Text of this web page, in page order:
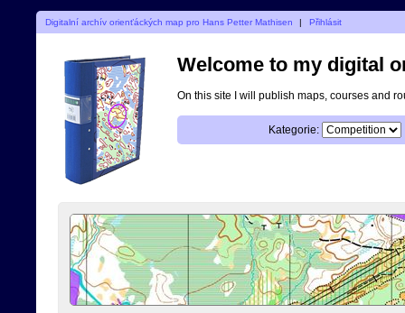
Digitalní archív orienťáckých map pro Hans Petter Mathisen | Přihlásit
Welcome to my digital
On this site I will publish maps, courses and
Kategorie: